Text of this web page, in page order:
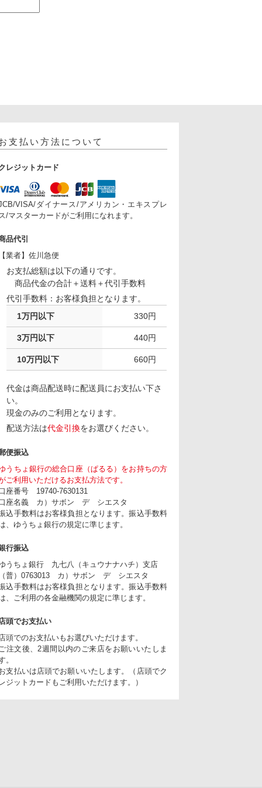
支払い方法について
レジットカード
VISA/ダイナース/アメリカン・エキスプレ
/マスターカードがご利用になれます。
品代引
業者】佐川急便
お支払総額は以下の通りです。
商品代金の合計＋送料＋代引手数料
代引手数料：お客様負担となります。
1万円以下
330円
3万円以下 440円
10万円以下 660円
代金は商品配送時に配送員にお支払い下さ
い。
現金のみのご利用となります。
配送方法は代金引換をお選びください。
便振込
うちょ銀行の総合口座（ぱるる）をお持ちの方
ご利用いただけるお支払方法です。
座番号 19740-7630131
座名義 カ）サボン デ シエスタ
込手数料はお客様負担となります。振込手数料
、ゆうちょ銀行の規定に準じます。
行振込
うちょ銀行 九七八（キュウナナハチ）支店
普）0763013 カ）サボン デ シエスタ
込手数料はお客様負担となります。振込手数料
、ご利用の各金融機関の規定に準じます。
頭でお支払い
頭でのお支払いもお選びいただけます。
注文後、2週間以内のご来店をお願いいたしま
。
支払いは店頭でお願いいたします。（店頭でク
ジットカードもご利用いただけます。）